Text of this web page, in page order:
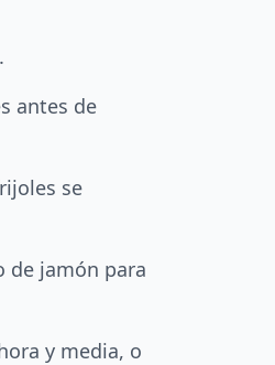
antes de
se
de jamón para
y media, o